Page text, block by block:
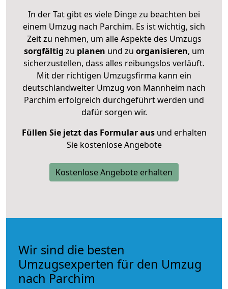
In der Tat gibt es viele Dinge zu beachten bei
einem Umzug nach Parchim. Es ist wichtig, sich
Zeit zu nehmen, um alle Aspekte des Umzugs
sorgfältig zu planen und zu organisieren, um
sicherzustellen, dass alles reibungslos verläuft.
Mit der richtigen Umzugsfirma kann ein
deutschlandweiter Umzug von Mannheim nach
Parchim erfolgreich durchgeführt werden und
dafür sorgen wir.
Füllen Sie jetzt das Formular ausund erhalten
Sie kostenlose Angebote
Kostenlose Angebote erhalten
Wir sind die besten
Umzugsexperten für den Umzug
nach Parchim